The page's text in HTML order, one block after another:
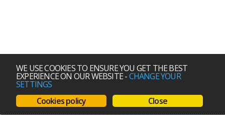
WE USE COOKIES TO ENSURE YOU GET THE BEST
EXPERIENCE ON OUR WEBSITE-CHANGE YOUR
SETTINGS
Cookies policy
Close